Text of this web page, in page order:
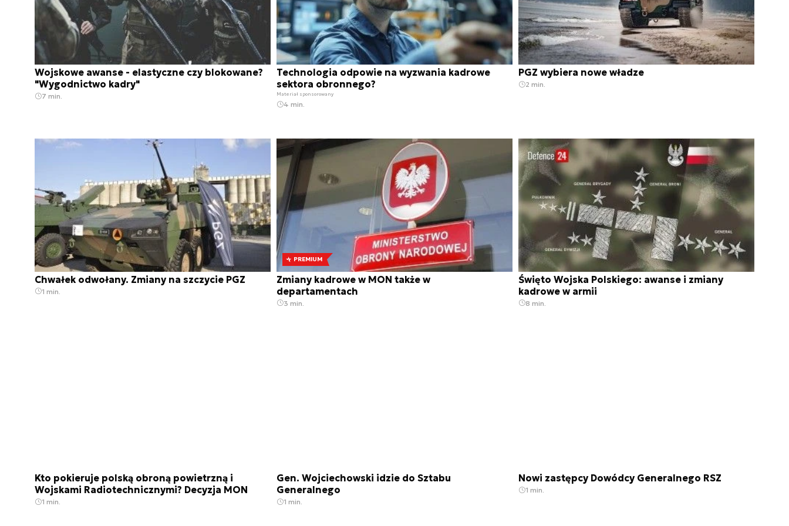
Wojskowe awanse - elastyczne czy blokowane?
"Wygodnictwo kadry"
7 min.
Technologia odpowie na wyzwania kadrowe
sektora obronnego?
Materiał sponsorowany
4 min.
PGZ wybiera nowe władze
2 min.
Chwałek odwołany. Zmiany na szczycie PGZ
1 min.
PREMIUM
Zmiany kadrowe w MON także w
departamentach
3 min.
Święto Wojska Polskiego: awanse i zmiany
kadrowe w armii
8 min.
Kto pokieruje polską obroną powietrzną i
Wojskami Radiotechnicznymi? Decyzja MON
1 min.
Gen. Wojciechowski idzie do Sztabu
Generalnego
1 min.
Nowi zastępcy Dowódcy Generalnego RSZ
1 min.